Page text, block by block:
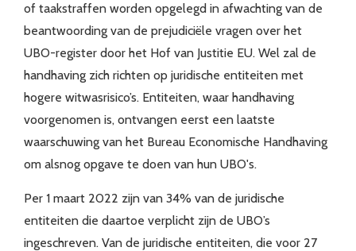
of taakstraffen worden opgelegd in afwachting van de
beantwoording van de prejudiciële vragen over het
UBO-register door het Hof van Justitie EU. Wel zal de
handhaving zich richten op juridische entiteiten met
hogere witwasrisico’s. Entiteiten, waar handhaving
voorgenomen is, ontvangen eerst een laatste
waarschuwing van het Bureau Economische Handhaving
om alsnog opgave te doen van hun UBO's.
Per 1 maart 2022 zijn van 34% van de juridische
entiteiten die daartoe verplicht zijn de UBO’s
ingeschreven. Van de juridische entiteiten, die voor 27